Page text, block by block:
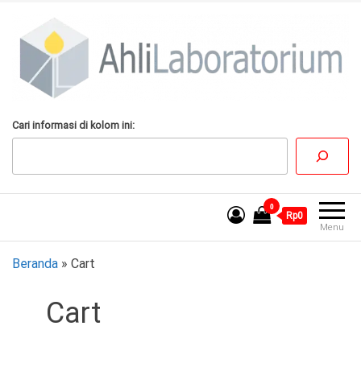
konten
AhliLaboratorium
AhliLaboratorium
Cari informasi di kolom ini:
Menu
0
Rp0
Beranda » Cart
Cart